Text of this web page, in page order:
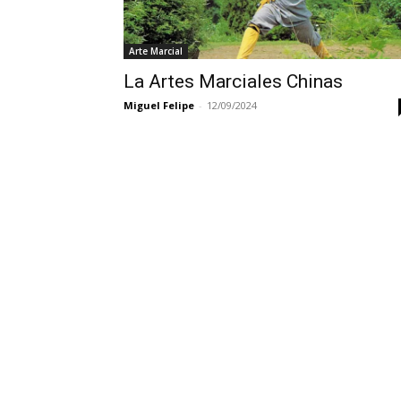
Arte Marcial
La Artes Marciales Chinas
Miguel Felipe - 12/09/2024